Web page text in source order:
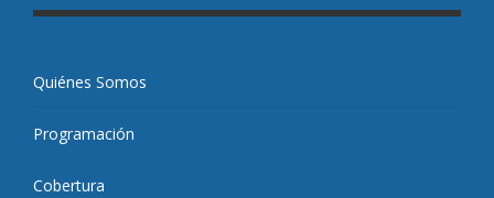
Quiénes Somos
Programación
Cobertura